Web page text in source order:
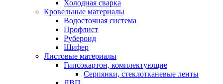
Холодная сварка
Кровельные материалы
Водосточная система
Профлист
Рубероид
Шифер
Листовые материалы
Гипсокартон, комплектующие
Серпянки, стеклотканевые ленты